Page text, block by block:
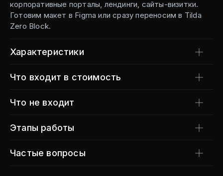
корпоративные порталы, лендинги, сайты-визитки.
Готовим макет в Figma или сразу переносим в Tilda
Zero Block.
Характеристики
Что входит в стоимость
Что не входит
Этапы работы
Частые вопросы